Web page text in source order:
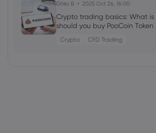
Ghko B 2025 Oct 26, 16:00
Crypto trading basics: What is
should you buy PooCoin Token
Crypto CFD Trading